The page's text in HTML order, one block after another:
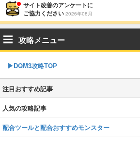
サイト改善のアンケートに
ご協力ください 2026年08月
攻略メニュー
▶︎DQM3攻略TOP
注目おすすめ記事
人気の攻略記事
配合ツールと配合おすすめモンスター